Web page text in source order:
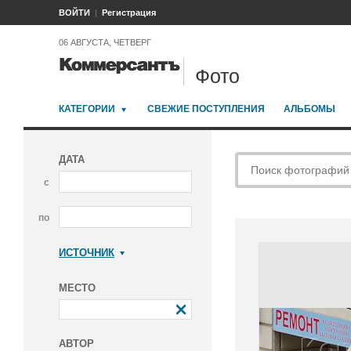
ВОЙТИ Регистрация
06 АВГУСТА, ЧЕТВЕРГ
Фото
КАТЕГОРИИ СВЕЖИЕ ПОСТУПЛЕНИЯ АЛЬБОМЫ
ДАТА
с
по
ИСТОЧНИК
МЕСТО
АВТОР